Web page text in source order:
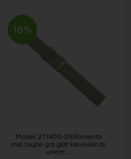
18%
Model 271400-05Romenta
mat taupe grå glat kalveskinds
urrem ...